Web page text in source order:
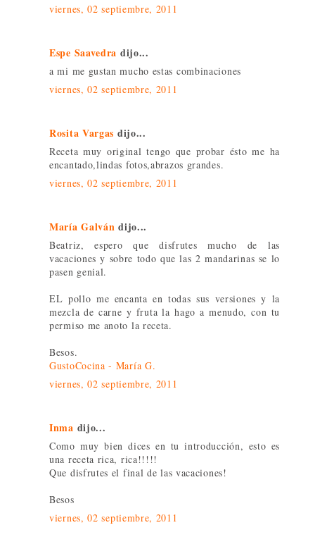
viernes, 02 septiembre, 2011
Espe Saavedra dijo...
a mi me gustan mucho estas combinaciones
viernes, 02 septiembre, 2011
Rosita Vargas dijo...
Receta muy original tengo que probar ésto me ha
encantado,lindas fotos,abrazos grandes.
viernes, 02 septiembre, 2011
María Galván dijo...
Beatriz, espero que disfrutes mucho de las
vacaciones y sobre todo que las 2 mandarinas se lo
pasen genial.
EL pollo me encanta en todas sus versiones y la
mezcla de carne y fruta la hago a menudo, con tu
permiso me anoto la receta.
Besos.
GustoCocina - María G.
viernes, 02 septiembre, 2011
Inma dijo...
Como muy bien dices en tu introducción, esto es
una receta rica, rica!!!!!
Que disfrutes el final de las vacaciones!
Besos
viernes, 02 septiembre, 2011